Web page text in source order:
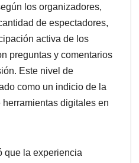
los organizadores,
de espectadores,
activa de los
preguntas y comentarios
Este nivel de
como un indicio de la
digitales en
que la experiencia